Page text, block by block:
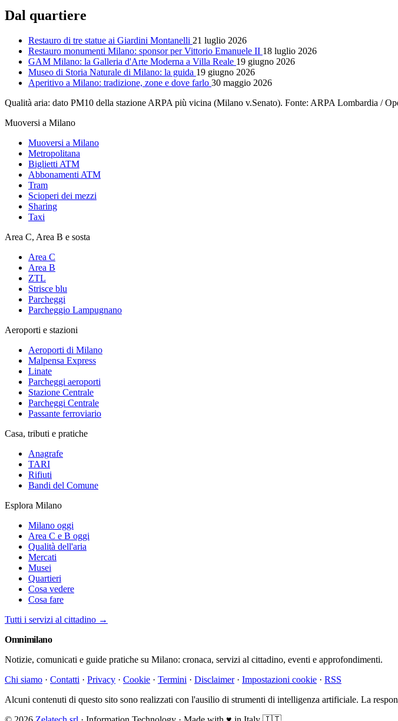
Dal quartiere
Restauro di tre statue ai Giardini Montanelli 21 luglio 2026
Restauro monumenti Milano: sponsor per Vittorio Emanuele II 18 luglio 2026
GAM Milano: la Galleria d'Arte Moderna a Villa Reale 19 giugno 2026
Museo di Storia Naturale di Milano: la guida 19 giugno 2026
Aperitivo a Milano: tradizione, zone e dove farlo 30 maggio 2026
Qualità aria: dato PM10 della stazione ARPA più vicina (Milano v.Senato). Fonte: ARPA Lombardia /
Muoversi a Milano
Muoversi a Milano
Metropolitana
Biglietti ATM
Abbonamenti ATM
Tram
Scioperi dei mezzi
Sharing
Taxi
Area C, Area B e sosta
Area C
Area B
ZTL
Strisce blu
Parcheggi
Parcheggio Lampugnano
Aeroporti e stazioni
Aeroporti di Milano
Malpensa Express
Linate
Parcheggi aeroporti
Stazione Centrale
Parcheggi Centrale
Passante ferroviario
Casa, tributi e pratiche
Anagrafe
TARI
Rifiuti
Bandi del Comune
Esplora Milano
Milano oggi
Area C e B oggi
Qualità dell'aria
Mercati
Musei
Quartieri
Cosa vedere
Cosa fare
Tutti i servizi al cittadino →
Omnimilano
Notizie, comunicati e guide pratiche su Milano: cronaca, servizi al cittadino, eventi e approfondimenti.
Chi siamo · Contatti · Privacy · Cookie · Termini · Disclaimer · Impostazioni cookie · RSS
Alcuni contenuti di questo sito sono realizzati con l'ausilio di strumenti di intelligenza artificiale. La